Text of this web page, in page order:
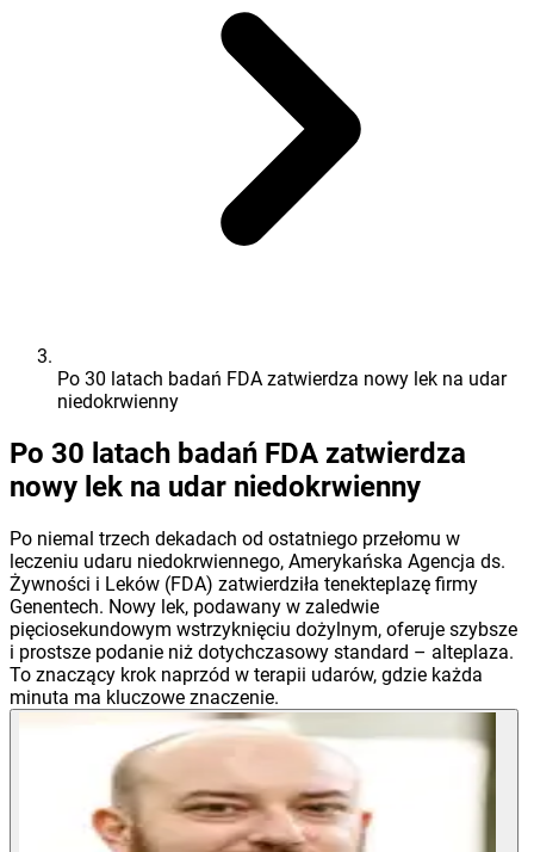
Po 30 latach badań FDA zatwierdza nowy lek na udar
niedokrwienny
Po 30 latach badań FDA zatwierdza
nowy lek na udar niedokrwienny
Po niemal trzech dekadach od ostatniego przełomu w
leczeniu udaru niedokrwiennego, Amerykańska Agencja ds.
Żywności i Leków (FDA) zatwierdziła tenekteplazę firmy
Genentech. Nowy lek, podawany w zaledwie
pięciosekundowym wstrzyknięciu dożylnym, oferuje szybsze
i prostsze podanie niż dotychczasowy standard – alteplaza.
To znaczący krok naprzód w terapii udarów, gdzie każda
minuta ma kluczowe znaczenie.